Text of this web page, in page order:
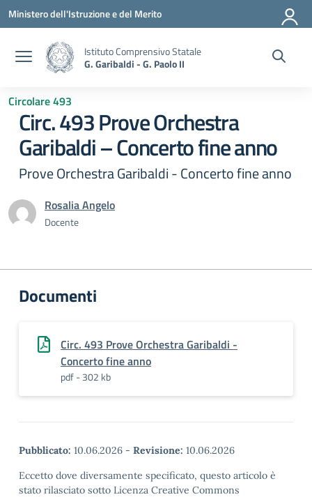
Vai ai contenuti
Vai al menu di navigazione
Vai al footer
Ministero dell'Istruzione e del Merito
Istituto Comprensivo Statale
G. Garibaldi - G. Paolo II
Circolare 493
Circ. 493 Prove Orchestra
Garibaldi – Concerto fine anno
Prove Orchestra Garibaldi - Concerto fine anno
Rosalia Angelo
Docente
Documenti
Circ. 493 Prove Orchestra Garibaldi -
Concerto fine anno
pdf - 302 kb
Pubblicato: 10.06.2026 - Revisione: 10.06.2026
Eccetto dove diversamente specificato, questo articolo è
stato rilasciato sotto Licenza Creative Commons